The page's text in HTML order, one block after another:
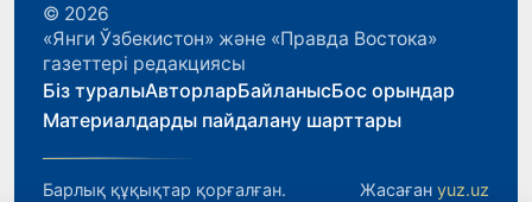
© 2026
«Янги Ўзбекистон» және «Правда Востока»
газеттері редакциясы
Біз туралыАвторларБайланысБос орындар
Материалдарды пайдалану шарттары
Барлық құқықтар қорғалған. Жасаған yuz.uz